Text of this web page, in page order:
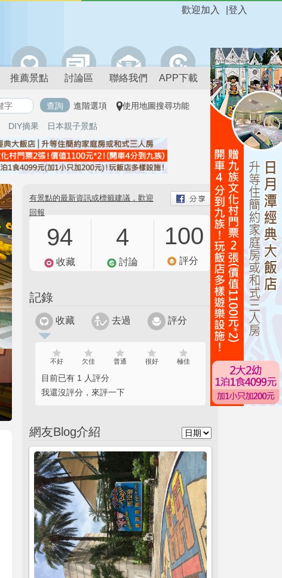
登入
歡迎加入
推薦景點 討論區 聯絡我們 APP下載
進階選項 使用地圖搜尋功能
DIY摘果 日本親子景點
有景點的最新資訊或標籤建議，歡迎
回報
94
收藏
4
討論
100
評分
記錄
收藏 去過 評分
不好 欠佳 普通 很好 極佳
目前已有 1 人評分
我還沒評分，來評一下
網友Blog介紹